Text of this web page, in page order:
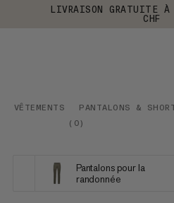
LIVRAISON GRATUITE
CHF
VÊTEMENTS PANTALONS &
( 0)
Pantalons pour la
randonnée